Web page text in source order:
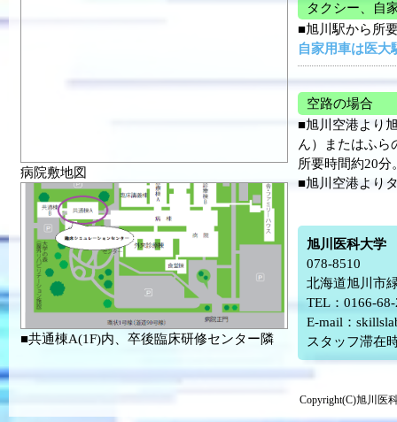
病院敷地図
■共通棟A(1F)内、卒後臨床研修センター隣
タクシー、自
■旭川駅から所
自家用車は医大
空路の場合
■旭川空港より
ん）またはふら
所要時間約20分
■旭川空港より
旭川医科大学
078-8510
北海道旭川市
TEL：0166-
E-mail：
スタッフ滞在
Copyright(C)旭川医